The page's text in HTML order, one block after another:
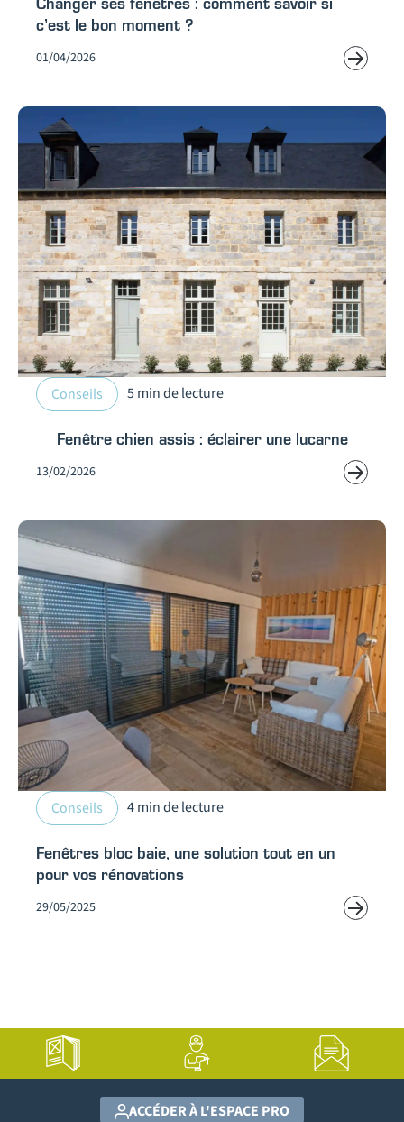
Changer ses fenêtres : comment savoir si
c’est le bon moment ?
01/04/2026
Conseils 5 min de lecture
Fenêtre chien assis : éclairer une lucarne
13/02/2026
Conseils 4 min de lecture
Fenêtres bloc baie, une solution tout en un
pour vos rénovations
29/05/2025
ACCÉDER À L'ESPACE PRO